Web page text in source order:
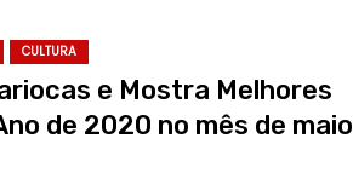
CULTURA
e Mostra Melhores
de 2020 no mês de maio